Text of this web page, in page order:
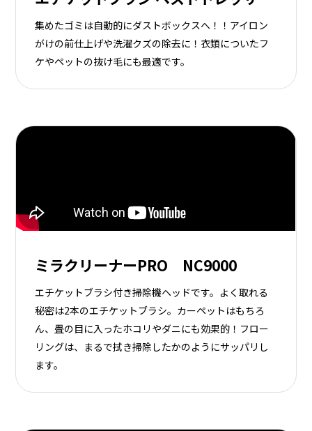
集めたゴミは自動的にダストボックスへ！！アイロン
がけの前仕上げや洗濯クズの除去に！衣類についたフ
ケやペットの抜け毛にも最適です。
ミラクリーナーPRO NC9000
エチケットブラシ付き掃除機ヘッドです。よく取れる
秘密は2本のエチケットブラシ。カーペットはもちろ
ん、畳の目に入ったホコリやダニにも効果的！フロー
リングは、まるで拭き掃除したかのようにサッパリし
ます。